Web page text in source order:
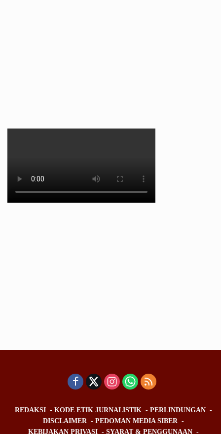
REDAKSI KODE ETIK JURNALISTIK
PERLINDUNGAN
DISCLAIMER
PEDOMAN MEDIA SIBER
KEBIJAKAN PRIVASI
SYARAT & PENGGUNAAN